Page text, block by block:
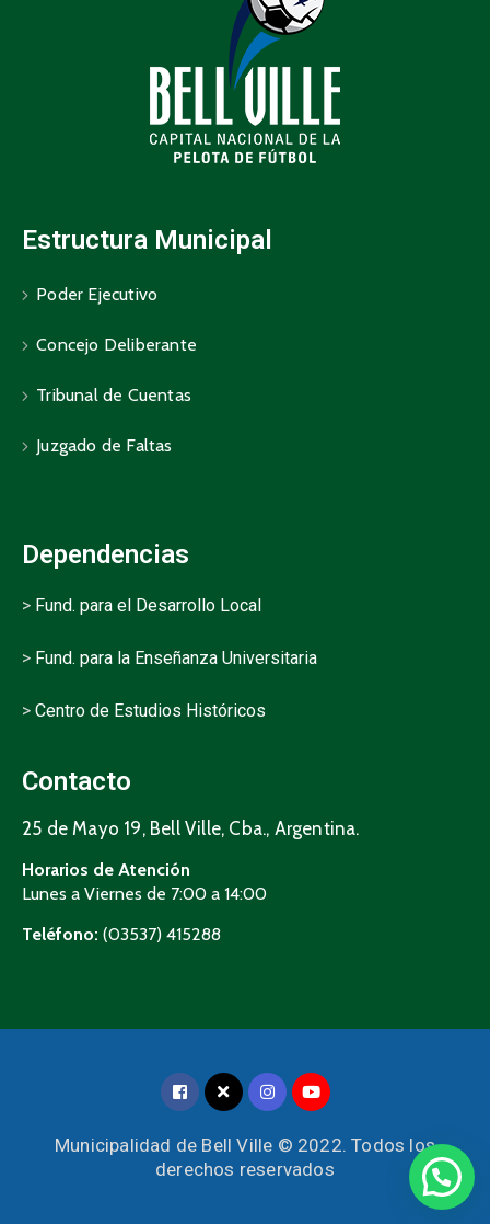
Estructura Municipal
Poder Ejecutivo
Concejo Deliberante
Tribunal de Cuentas
Juzgado de Faltas
Dependencias
> Fund. para el Desarrollo Local
> Fund. para la Enseñanza Universitaria
> Centro de Estudios Históricos
Contacto
25 de Mayo 19, Bell Ville, Cba., Argentina.
Horarios de Atención
Lunes a Viernes de 7:00 a 14:00
Teléfono: (03537) 415288
Municipalidad de Bell Ville © 2022. Todos los
derechos reservados